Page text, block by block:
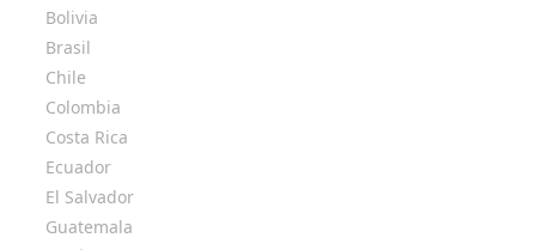
Bolivia
Brasil
Chile
Colombia
Costa Rica
Ecuador
El Salvador
Guatemala